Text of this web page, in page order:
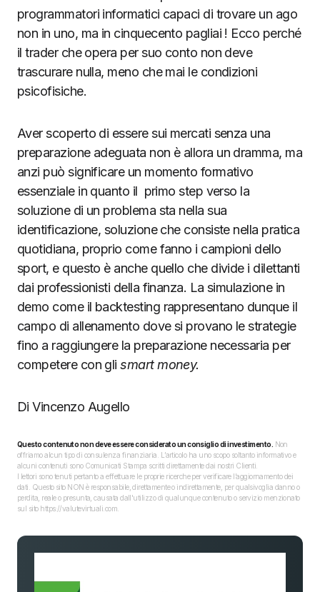
programmatori informatici capaci di trovare un ago
non in uno, ma in cinquecento pagliai ! Ecco perché
il trader che opera per suo conto non deve
trascurare nulla, meno che mai le condizioni
psicofisiche.
Aver scoperto di essere sui mercati senza una
preparazione adeguata non è allora un dramma, ma
anzi può significare un momento formativo
essenziale in quanto il primo step verso la
soluzione di un problema sta nella sua
identificazione, soluzione che consiste nella pratica
quotidiana, proprio come fanno i campioni dello
sport, e questo è anche quello che divide i dilettanti
dai professionisti della finanza. La simulazione in
demo come il backtesting rappresentano dunque il
campo di allenamento dove si provano le strategie
fino a raggiungere la preparazione necessaria per
competere con glismart money.
Di Vincenzo Augello
Questo contenuto non deve essere considerato un consiglio di investimento. Non
offriamo alcun tipo di consulenza finanziaria. L’articolo ha uno scopo soltanto informativo e
alcuni contenuti sono Comunicati Stampa scritti direttamente dai nostri Clienti.
I lettori sono tenuti pertanto a effettuare le proprie ricerche per verificare l’aggiornamento dei
dati. Questo sito NON è responsabile, direttamente o indirettamente, per qualsivoglia danno o
perdita, reale o presunta, causata dall'utilizzo di qualunque contenuto o servizio menzionato
sul sito https://valutevirtuali.com.